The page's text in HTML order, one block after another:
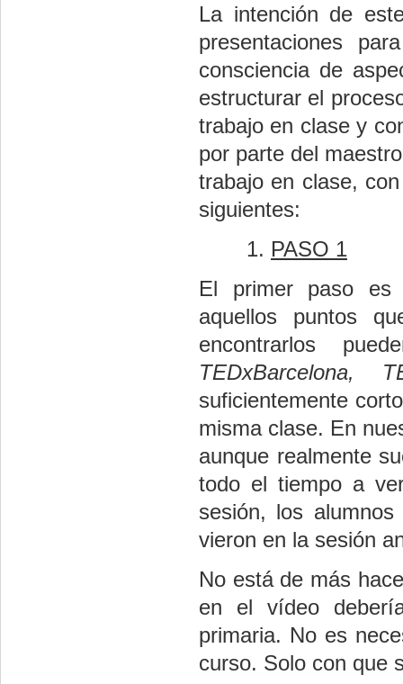
La intención de
presentaciones
consciencia de
estructurar el
trabajo en clase y
por parte del
trabajo en clase,
siguientes:
PASO 1
El primer paso es
aquellos puntos
encontrarlos
TEDxBarcelona,
suficientemente
misma clase. En
aunque realmente
todo el tiempo a
sesión, los
vieron en la sesión
No está de más
en el vídeo
primaria. No es
curso. Solo con que